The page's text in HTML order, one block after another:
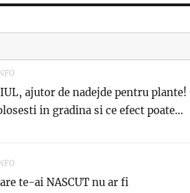
ajutor de nadejde pentru plante!
in gradina si ce efect poate...
te-ai NASCUT nu ar fi